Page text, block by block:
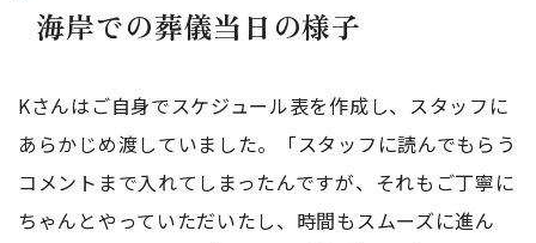
海岸での葬儀当日の様子
Kさんはご自身でスケジュール表を作成し、スタッフに
あらかじめ渡していました。「スタッフに読んでもらう
コメントまで入れてしまったんですが、それもご丁寧に
ちゃんとやっていただいたし、時間もスムーズに進ん